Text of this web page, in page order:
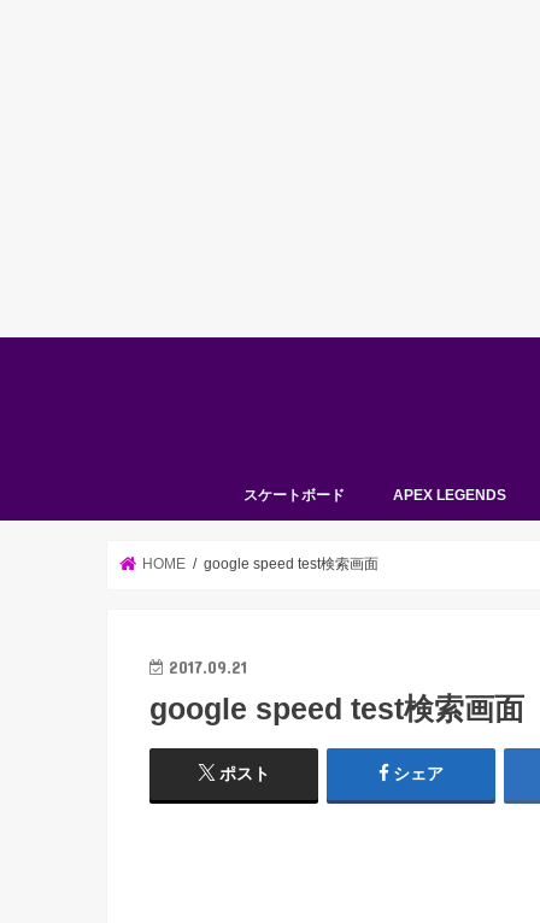
スケートボード APEX LEGENDS
HOME google speed test検索画面
2017.09.21
google speed test検索画面
ポスト シェア